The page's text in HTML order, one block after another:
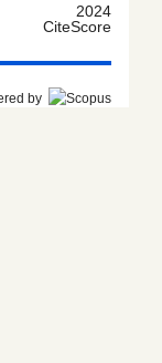
2024
CiteScore
by